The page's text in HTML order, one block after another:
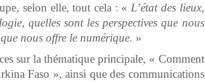
selon elle, tout cela : « L’état des lieux,
quelles sont les perspectives que nous
nous offre le numérique. »
sur la thématique principale, « Comment
Faso », ainsi que des communications